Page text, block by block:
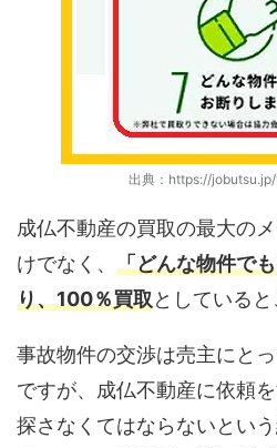
出典：https://
成仏不動産の買取の最大の
けでなく、 「どんな物件で
り、100％買取としていると
事故物件の交渉は売主にと
ですが、成仏不動産に依頼
探さなくてはならないとい